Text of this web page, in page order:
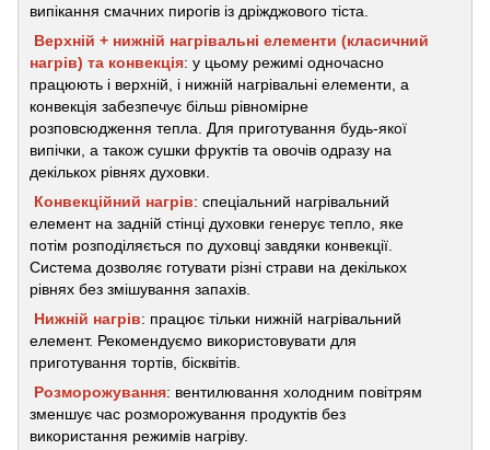
випікання смачних пирогів із дріжджового тіста.
Верхній + нижній нагрівальні елементи (класичний
нагрів) та конвекція: у цьому режимі одночасно
працюють і верхній, і нижній нагрівальні елементи, а
конвекція забезпечує більш рівномірне
розповсюдження тепла. Для приготування будь-якої
випічки, а також сушки фруктів та овочів одразу на
декількох рівнях духовки.
Конвекційний нагрів: спеціальний нагрівальний
елемент на задній стінці духовки генерує тепло, яке
потім розподіляється по духовці завдяки конвекції.
Система дозволяє готувати різні страви на декількох
рівнях без змішування запахів.
Нижній нагрів: працює тільки нижній нагрівальний
елемент. Рекомендуємо використовувати для
приготування тортів, бісквітів.
Розморожування: вентилювання холодним повітрям
зменшує час розморожування продуктів без
використання режимів нагріву.